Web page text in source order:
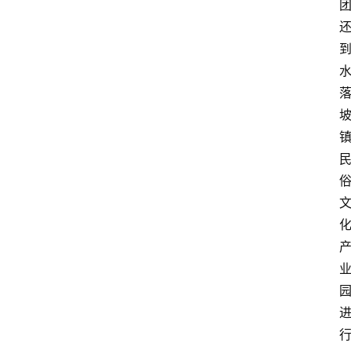
团
还
到
水
落
坡
镇
民
俗
文
化
产
业
园
进
行